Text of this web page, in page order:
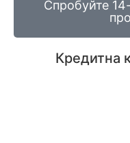
Спробуйте
Кредитна